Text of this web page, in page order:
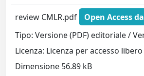
review CMLR.pdf
Open Access
Tipo: Versione (PDF) editoriale /
Licenza: Licenza per accesso
Dimensione 56.89 kB